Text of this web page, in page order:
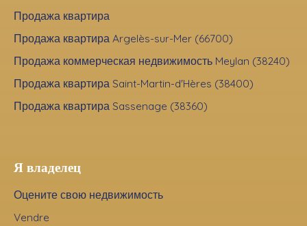
Продажа квартира
Продажа квартира Argelès-sur-Mer (66700)
Продажа коммерческая недвижимость Meylan (38240)
Продажа квартира Saint-Martin-d'Hères (38400)
Продажа квартира Sassenage (38360)
Я владелец
Оцените свою недвижимость
Vendre